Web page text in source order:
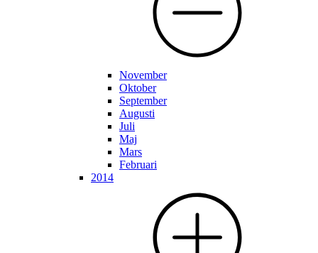
November
Oktober
September
Augusti
Juli
Maj
Mars
Februari
2014